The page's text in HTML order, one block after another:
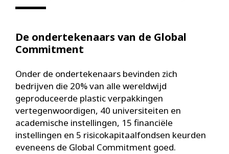
De ondertekenaars van de Global
Commitment
Onder de ondertekenaars bevinden zich
bedrijven die 20% van alle wereldwijd
geproduceerde plastic verpakkingen
vertegenwoordigen, 40 universiteiten en
academische instellingen, 15 financiële
instellingen en 5 risicokapitaalfondsen keurden
eveneens de Global Commitment goed.